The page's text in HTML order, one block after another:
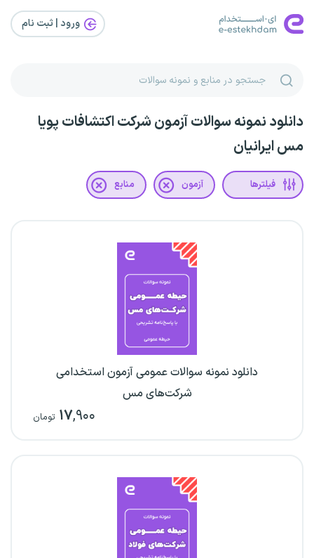
ورود | ثبت‌ نام
دانلود نمونه سوالات آزمون شرکت اکتشافات پویا
مس ایرانیان
فیلترها آزمون منابع
دانلود نمونه سوالات عمومی آزمون استخدامی
شرکت‌های مس
۱۷,۹۰۰ تومان